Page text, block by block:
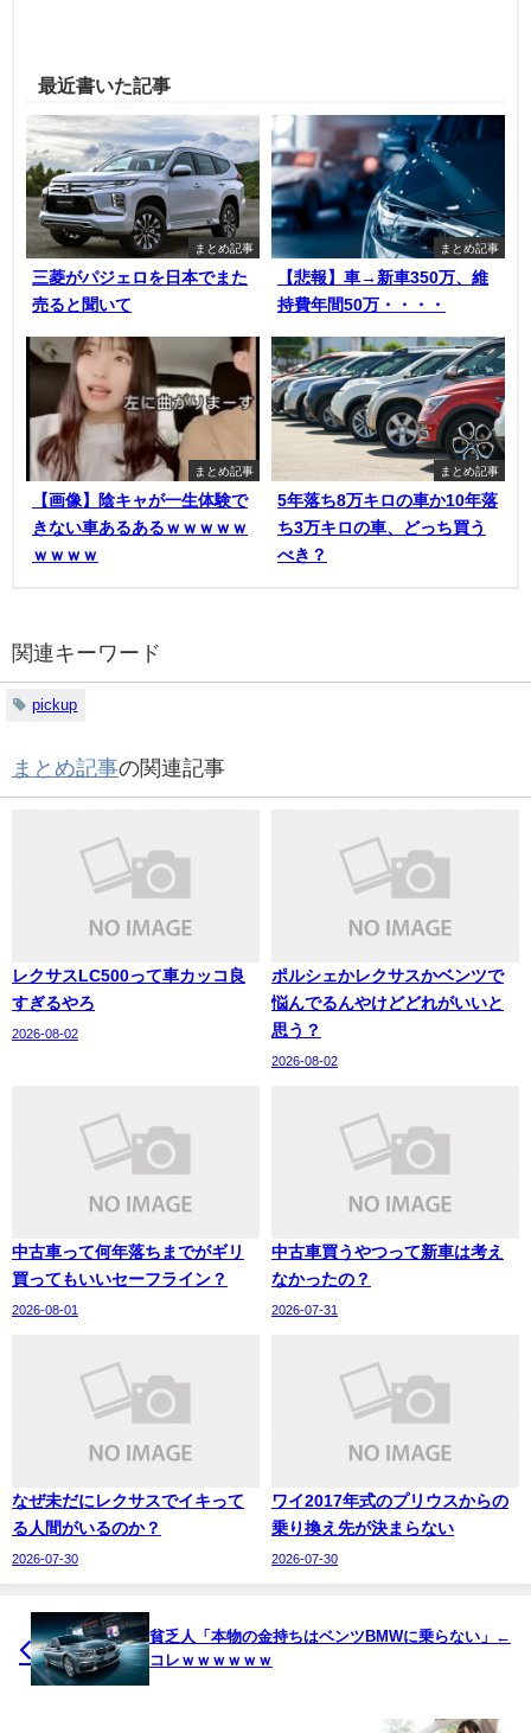
最近書いた記事
まとめ記事
三菱がパジェロを日本でまた
売ると聞いて
まとめ記事
【悲報】車→新車350万、維
持費年間50万・・・・
まとめ記事
【画像】陰キャが一生体験で
きない車あるあるｗｗｗｗｗ
ｗｗｗｗ
まとめ記事
5年落ち8万キロの車か10年落
ち3万キロの車、どっち買う
べき？
関連キーワード
pickup
まとめ記事の関連記事
レクサスLC500って車カッコ良
すぎるやろ
2026-08-02
ポルシェかレクサスかベンツで
悩んでるんやけどどれがいいと
思う？
2026-08-02
中古車って何年落ちまでがギリ
買ってもいいセーフライン？
2026-08-01
中古車買うやつって新車は考え
なかったの？
2026-07-31
なぜ未だにレクサスでイキって
る人間がいるのか？
2026-07-30
ワイ2017年式のプリウスからの
乗り換え先が決まらない
2026-07-30
貧乏人「本物の金持ちはベンツBMWに乗らない」←
コレｗｗｗｗｗｗ